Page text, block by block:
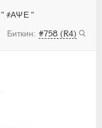
" ҂АΨЕ "
#758 (R4)